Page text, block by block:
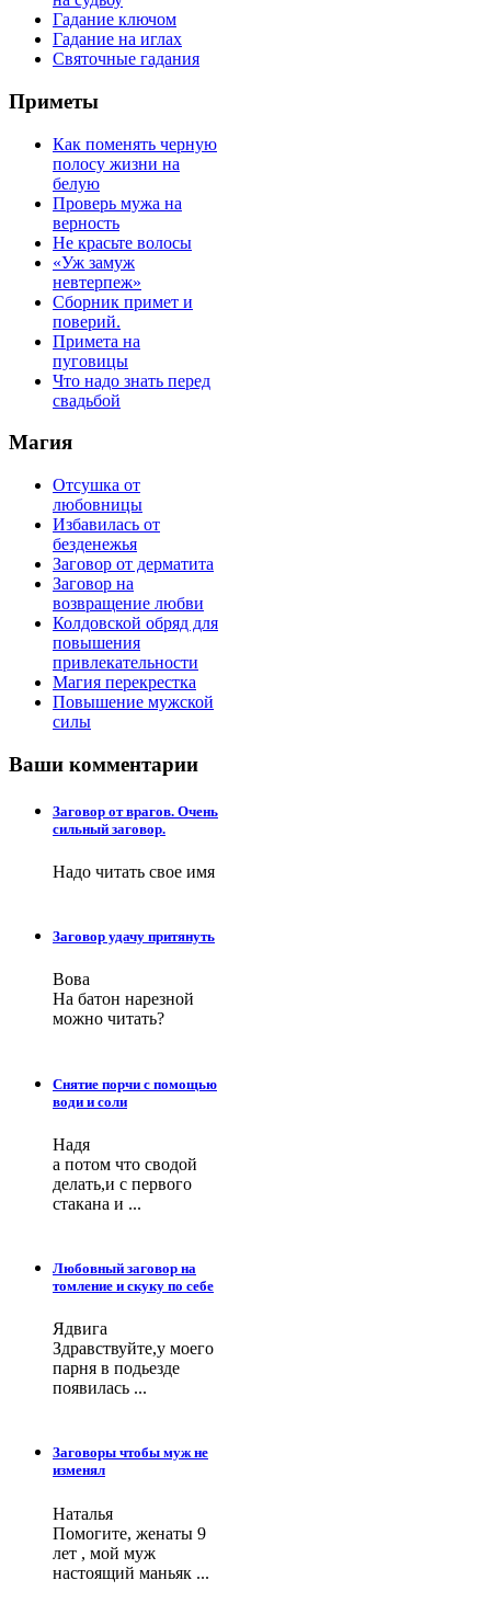
Гадание ключом
Гадание на иглах
Святочные гадания
Приметы
Как поменять черную
полосу жизни на
белую
Проверь мужа на
верность
Не красьте волосы
«Уж замуж
невтерпеж»
Сборник примет и
поверий.
Примета на
пуговицы
Что надо знать перед
свадьбой
Магия
Отсушка от
любовницы
Избавилась от
безденежья
Заговор от дерматита
Заговор на
возвращение любви
Колдовской обряд для
повышения
привлекательности
Магия перекрестка
Повышение мужской
силы
Ваши комментарии
Заговор от врагов. Очень
сильный заговор.
Надо читать свое имя
Заговор удачу притянуть
Вова
На батон нарезной
можно читать?
Снятие порчи с помощью
води и соли
Надя
а потом что сводой
делать,и с первого
стакана и ...
Любовный заговор на
томление и скуку по себе
Ядвига
Здравствуйте,у моего
парня в подьезде
появилась ...
Заговоры чтобы муж не
изменял
Наталья
Помогите, женаты 9
лет , мой муж
настоящий маньяк ...